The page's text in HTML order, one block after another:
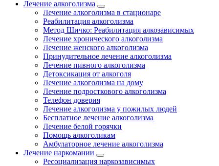
Лечение алкоголизма
Лечение алкоголизма в стационаре
Реабилитация алкоголизма
Метод Шичко: Реабилитация алкозависимых
Лечение хронического алкоголизма
Лечение женского алкоголизма
Принудительное лечение алкоголизма
Лечение пивного алкоголизма
Детоксикация от алкоголя
Лечение алкоголизма на дому
Лечение подросткового алкоголизма
Телефон доверия
Лечение алкоголизма у пожилых людей
Бесплатное лечение алкоголизма
Лечение белой горячки
Помощь алкоголикам
Амбулаторное лечение алкоголизма
Лечение наркомании
Ресоциализация наркозависимых